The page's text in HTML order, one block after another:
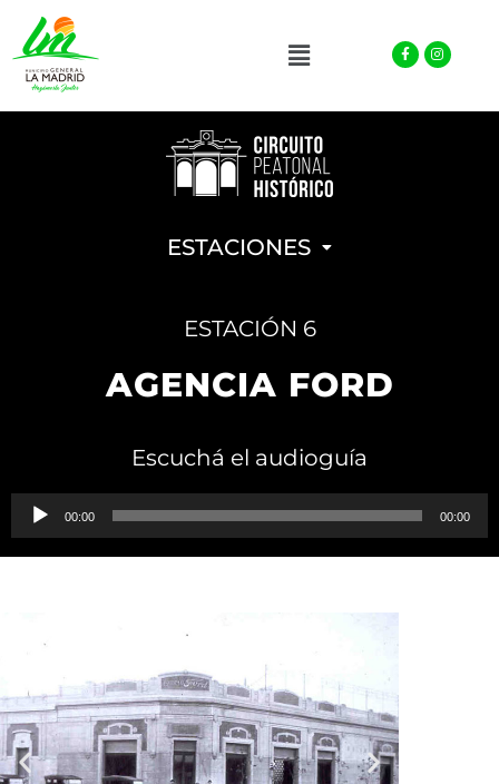
Menu Facebook-
f
Instagram
ESTACIONES
ESTACIÓN 6
AGENCIA FORD
Escuchá el audioguía
Reproductor
de
00:00 00:00